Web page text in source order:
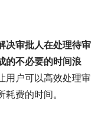
决审批人在处理待审
的不必要的时间浪
用户可以高效处理审
费的时间。